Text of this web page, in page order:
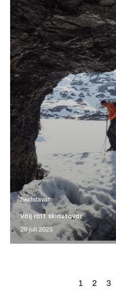
Skidstavar
Välj rätt skidstavar
29 juli 2025
1 2 3